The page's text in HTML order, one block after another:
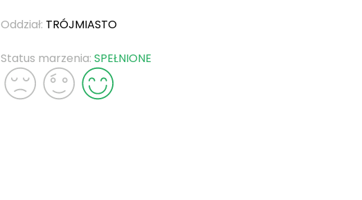
Oddział: TRÓJMIASTO
Status marzenia: SPEŁNIONE